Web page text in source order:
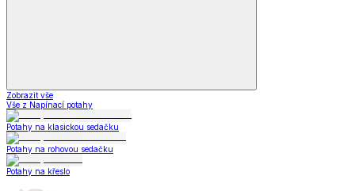
Zobrazit vše
Vše z Napínací potahy
Potahy na klasickou sedačku
Potahy na rohovou sedačku
Potahy na křeslo